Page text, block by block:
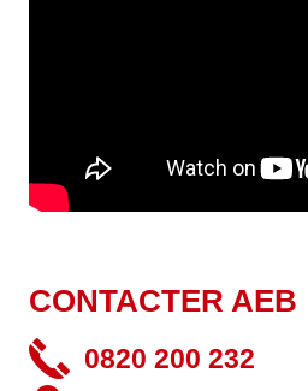
CONTACTER AEB
0820 200 232